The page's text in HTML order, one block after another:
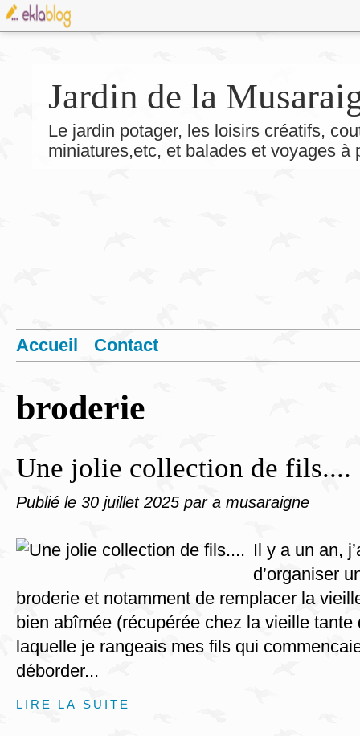
Jardin de la
Le jardin potager, les loisirs créatifs,
miniatures,etc, et balades et voyages
Accueil Contact
broderie
Une jolie collection de fils....
Publié le 30 juillet 2025 par a musaraigne
Il y a un an,
d’organiser
broderie et notamment de remplacer la
bien abîmée (récupérée chez la vieille tante
laquelle je rangeais mes fils qui
déborder...
LIRE LA SUITE